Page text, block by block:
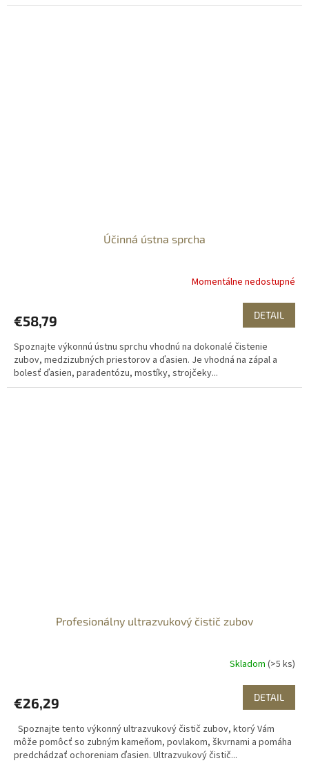
Účinná ústna sprcha
Momentálne nedostupné
€58,79 DETAIL
Spoznajte výkonnú ústnu sprchu vhodnú na dokonalé čistenie
zubov, medzizubných priestorov a ďasien. Je vhodná na zápal a
bolesť ďasien, paradentózu, mostíky, strojčeky...
Profesionálny ultrazvukový čistič zubov
Skladom (>5 ks)
€26,29 DETAIL
Spoznajte tento výkonný ultrazvukový čistič zubov, ktorý Vám
môže pomôcť so zubným kameňom, povlakom, škvrnami a pomáha
predchádzať ochoreniam ďasien. Ultrazvukový čistič...